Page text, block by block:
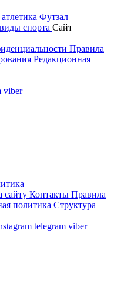
Футзал
спорта Сайт
Правила
Редакционная
viber
сайту Контакты Правила
политика Структура
telegram viber